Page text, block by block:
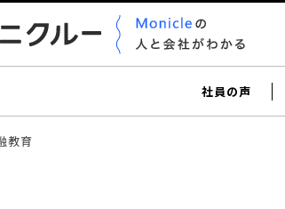
社員の声
教育